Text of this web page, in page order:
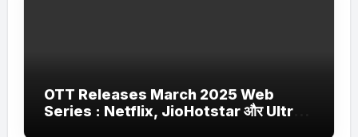
OTT Releases March 2025 Web
Series : Netflix, JioHotstar और Ultra